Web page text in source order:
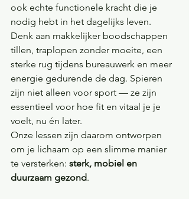
ook echte functionele kracht die je
nodig hebt in het dagelijks leven.
Denk aan makkelijker boodschappen
tillen, traplopen zonder moeite, een
sterke rug tijdens bureauwerk en meer
energie gedurende de dag. Spieren
zijn niet alleen voor sport — ze zijn
essentieel voor hoe fit en vitaal je je
voelt, nu én later.
Onze lessen zijn daarom ontworpen
om je lichaam op een slimme manier
te versterken: sterk, mobiel en
duurzaam gezond.